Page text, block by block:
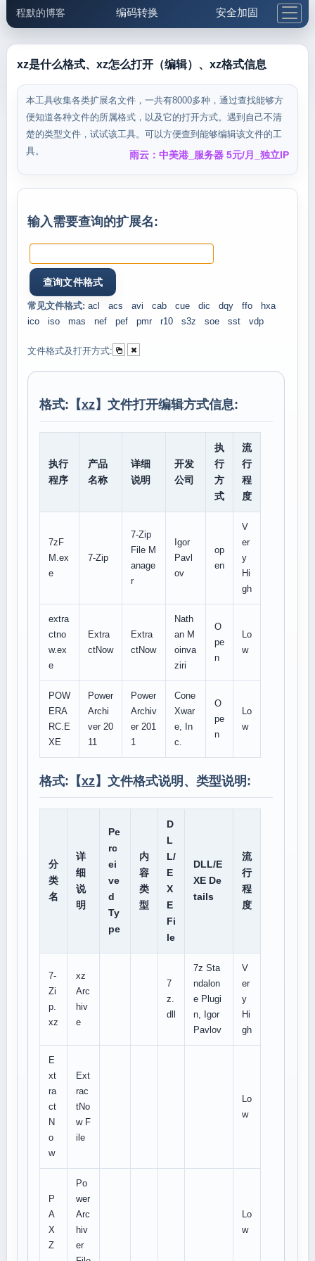
程默的博客 编码转换 安全加固
邮件工具 生活便民 更多工具
5.1支付宝大红包
xz是什么格式、xz怎么打开（编辑）、xz格式信息
本工具收集各类扩展名文件，一共有8000多种，通过查找能够方
便知道各种文件的所属格式，以及它的打开方式。遇到自己不清
楚的类型文件，试试该工具。可以方便查到能够编辑该文件的工
具。
雨云：中美港_服务器 5元/月_独立IP
输入需要查询的扩展名:
常见文件格式: acl acs avi cab cue dic dqy ffo
hxa
ico
iso mas nef pef pmr r10 s3z soe sst vdp
文件格式及打开方式:
格式:【xz】文件打开编辑方式信息:
执行
程序
产品
名称
详细
说明
开发
公司
执
行
方
式
流
行
程
度
7zF
M.ex
e
7-Zip
7-Zip
File M
anage
r
Igor
Pavl
ov
op
en
V
er
y
Hi
gh
extra
ctno
w.ex
e
Extra
ctNow
Extra
ctNow
Nath
an M
oinva
ziri
O
pe
n
Lo
w
POW
ERA
RC.E
XE
Power
Archi
ver 20
11
Power
Archiv
er 201
1
Cone
Xwar
e, In
c.
O
pe
n
Lo
w
格式:【xz】文件格式说明、类型说明:
分
类
名
详
细
说
明
Pe
rc
ei
ve
d
Ty
pe
内
容
类
型
D
L
L/
E
X
E
Fi
le
DLL/E
XE De
tails
流
行
程
度
7-
Zi
p.
xz
xz
Arc
hiv
e
7
z.
dll
7z Sta
ndalon
e Plugi
n, Igor
Pavlov
V
er
y
Hi
gh
E
xt
ra
ct
N
o
w
Ext
rac
tNo
w F
ile
Lo
w
P
A
X
Z
Po
wer
Arc
hiv
er
Lo
w